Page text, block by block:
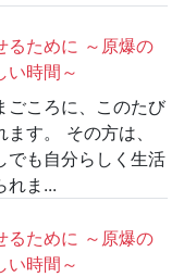
るために ～原爆の
い時間～
ごころに、このたび
す。 その方は、
でも自分らしく生活
れま...
るために ～原爆の
い時間～